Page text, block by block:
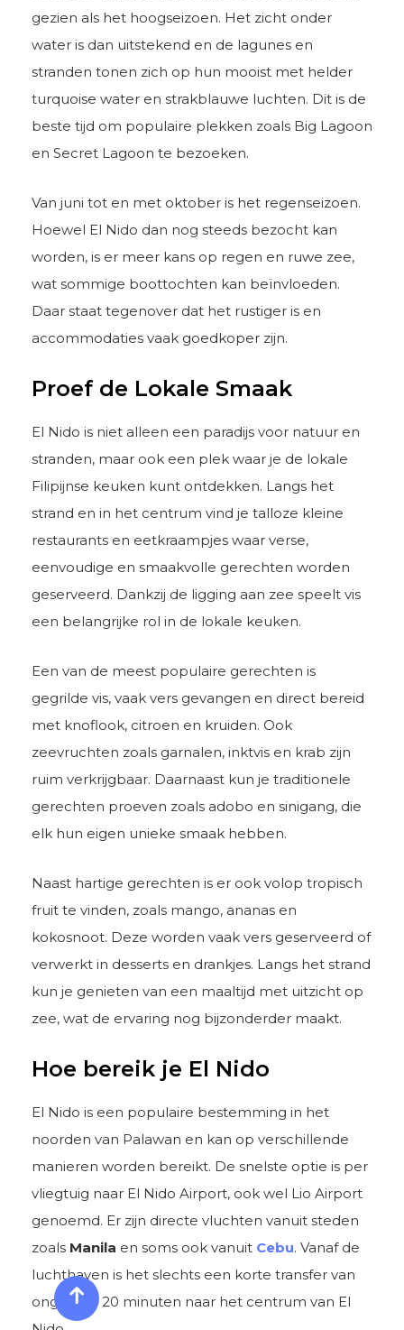
gezien als het hoogseizoen. Het zicht onder
water is dan uitstekend en de lagunes en
stranden tonen zich op hun mooist met helder
turquoise water en strakblauwe luchten. Dit is de
beste tijd om populaire plekken zoals Big Lagoon
en Secret Lagoon te bezoeken.
Van juni tot en met oktober is het regenseizoen.
Hoewel El Nido dan nog steeds bezocht kan
worden, is er meer kans op regen en ruwe zee,
wat sommige boottochten kan beïnvloeden.
Daar staat tegenover dat het rustiger is en
accommodaties vaak goedkoper zijn.
Proef de Lokale Smaak
El Nido is niet alleen een paradijs voor natuur en
stranden, maar ook een plek waar je de lokale
Filipijnse keuken kunt ontdekken. Langs het
strand en in het centrum vind je talloze kleine
restaurants en eetkraampjes waar verse,
eenvoudige en smaakvolle gerechten worden
geserveerd. Dankzij de ligging aan zee speelt vis
een belangrijke rol in de lokale keuken.
Een van de meest populaire gerechten is
gegrilde vis, vaak vers gevangen en direct bereid
met knoflook, citroen en kruiden. Ook
zeevruchten zoals garnalen, inktvis en krab zijn
ruim verkrijgbaar. Daarnaast kun je traditionele
gerechten proeven zoals adobo en sinigang, die
elk hun eigen unieke smaak hebben.
Naast hartige gerechten is er ook volop tropisch
fruit te vinden, zoals mango, ananas en
kokosnoot. Deze worden vaak vers geserveerd of
verwerkt in desserts en drankjes. Langs het strand
kun je genieten van een maaltijd met uitzicht op
zee, wat de ervaring nog bijzonderder maakt.
Hoe bereik je El Nido
El Nido is een populaire bestemming in het
noorden van Palawan en kan op verschillende
manieren worden bereikt. De snelste optie is per
vliegtuig naar El Nido Airport, ook wel Lio Airport
genoemd. Er zijn directe vluchten vanuit steden
zoals Manila en soms ook vanuit Cebu. Vanaf de
luchthaven is het slechts een korte transfer van
ongeveer 20 minuten naar het centrum van El